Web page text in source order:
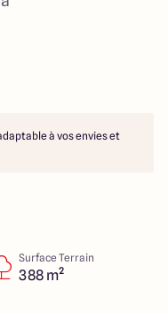
4.9
à vos envies et
Surface Terrain
388 m²